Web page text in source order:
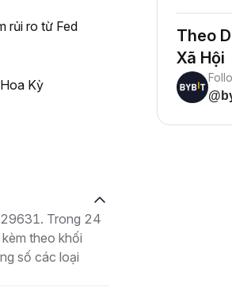
rủi ro từ Fed
Kỳ
Trong 24
theo khối
số các loại
Theo
Xã Hội